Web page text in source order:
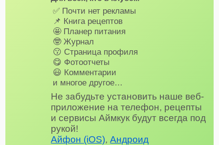
✅ Почти нет рекламы
📌 Книга рецептов
🤩 Планер питания
🤓 Журнал
😗 Страница профиля
😋 Фотоотчеты
😃 Комментарии
и многое другое…
Не забудьте установить наше веб-
приложение на телефон, рецепты
и сервисы Аймкук будут всегда под
рукой!
Айфон (iOS),Андроид